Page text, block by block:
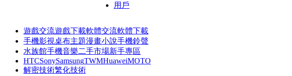
用戶
遊戲交流遊戲下載軟體交流軟體下載
手機影視桌布主題漫畫小說手機鈴聲
水族館手機音樂二手市場新手專區
HTCSonySamsungTWMHuaweiMOTO
解密技術繁化技術